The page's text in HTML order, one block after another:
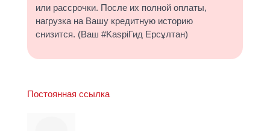
или рассрочки. После их полной оплаты,
нагрузка на Вашу кредитную историю
снизится. (Ваш #KaspiГид Ерсұлтан)
Постоянная ссылка